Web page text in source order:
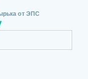
от ЭПС